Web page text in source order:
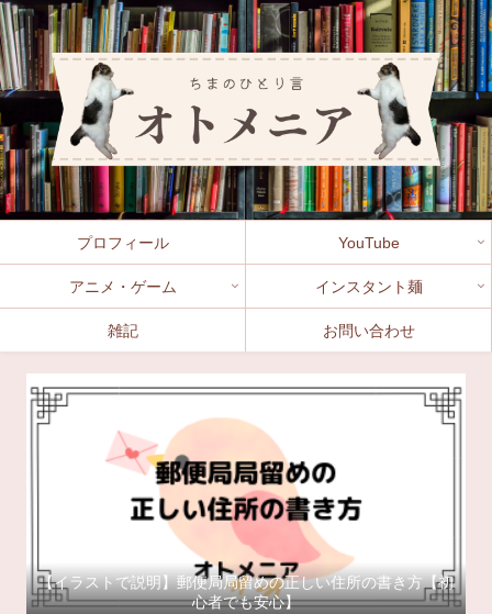
プロフィール YouTube
アニメ・ゲーム インスタント麺
雑記 お問い合わせ
【イラストで説明】郵便局局留めの正しい住所の書き方【初
心者でも安心】